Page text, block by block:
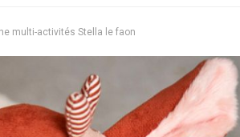
multi-activités Stella le faon